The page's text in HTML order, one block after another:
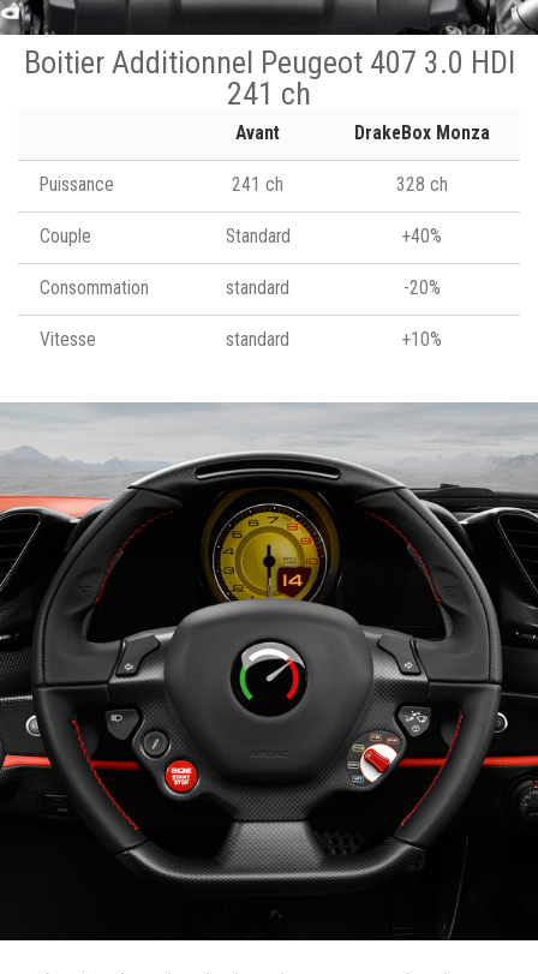
Boitier Additionnel Peugeot 407 3.0 HDI
241 ch
Avant DrakeBox Monza
Puissance 241 ch 328 ch
Couple Standard +40%
Consommation standard -20%
Vitesse standard +10%